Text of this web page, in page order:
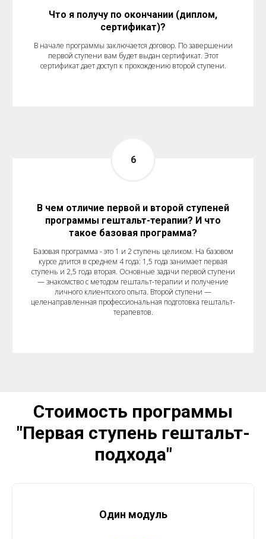
Что я получу по окончании (диплом,
сертификат)?
В начале программы заключается договор. По завершении
первой ступени вам будет выдан сертификат. Этот
сертификат дает доступ к прохождению второй ступени.
В чем отличие первой и второй ступеней
программы гештальт-терапии? И что
такое базовая программа?
Базовая программа - это 1 и 2 ступень целиком. На базовом
курсе длится в среднем 4 года: 1,5 года занимает первая
ступень и 2,5 года вторая. Основные задачи первой ступени
— знакомство с методом гештальт-терапии и получение
личного клиентского опыта. Второй ступени —
целенаправленная профессиональная подготовка гештальт-
терапевтов.
Стоимость программы
"Первая ступень гештальт-
подхода"
Один модуль